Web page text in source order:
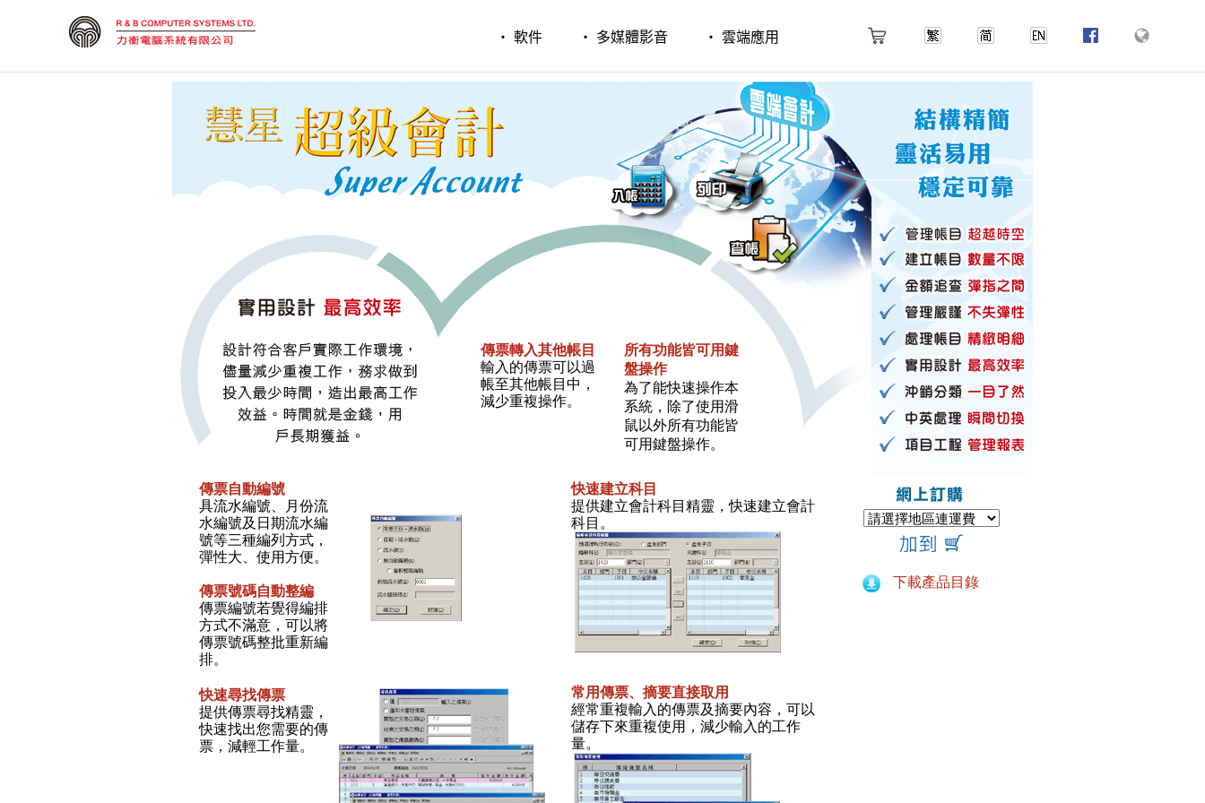
‧ 軟件 ‧ 多媒體影音 ‧ 雲端應用
傳票轉入其他帳目
輸入的傳票可以過
帳至其他帳目中，
減少重複操作。
所有功能皆可用鍵
盤操作
為了能快速操作本
系統，除了使用滑
鼠以外所有功能皆
可用鍵盤操作。
傳票自動編號
具流水編號、月份流
水編號及日期流水編
號等三種編列方式，
彈性大、使用方便。
傳票號碼自動整編
傳票編號若覺得編排
方式不滿意，可以將
傳票號碼整批重新編
排。
快速尋找傳票
提供傳票尋找精靈，
快速找出您需要的傳
票，減輕工作量。
快速建立科目
提供建立會計科目精靈，快速建立會計
科目。
常用傳票、摘要直接取用
經常重複輸入的傳票及摘要內容，可以
儲存下來重複使用，減少輸入的工作
量。
下載產品目錄